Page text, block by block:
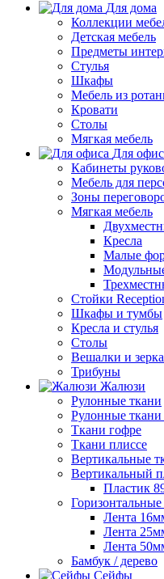
Для дома
Коллекции
Детская мебель
Предметы
Стулья
Шкафы
Мебель из
Кровати
Столы
Мягкая мебель
Для
Кабинеты
Мебель для
Зоны
Мягкая мебель
Кресла
Малые
Стойки
Шкафы и тумбы
Кресла и стулья
Столы
Вешалки и
Трибуны
Жалюзи
Рулонные ткани
Рулонные ткани
Ткани гофре
Ткани плиссе
Вертикальные
Вертикальный
Пластик
Лента
Лента
Лента
Бамбук / дерево
Сейфы